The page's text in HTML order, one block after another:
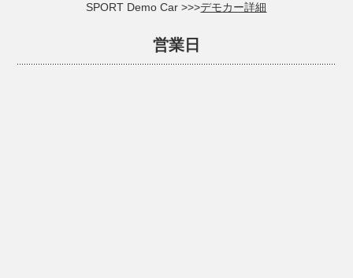
SPORT Demo Car >>>デモカー詳細
営業日